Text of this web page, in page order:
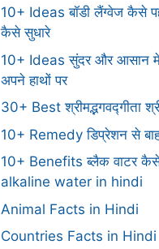
10+ Ideas बॉडी लैंग्वेज कैसे
कैसे सुधारे
10+ Ideas सुंदर और आसान
अपने हाथों पर
30+ Best श्रीमद्भगवद्गीता
10+ Remedy डिप्रेशन से
10+ Benefits ब्लैक वाटर
alkaline water in hindi
Animal Facts in Hindi
Countries Facts in Hindi